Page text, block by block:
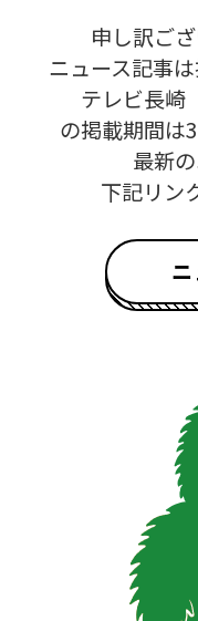
申し訳ご
ニュース記事
テレビ長崎
の掲載期間は
最新
下記リン